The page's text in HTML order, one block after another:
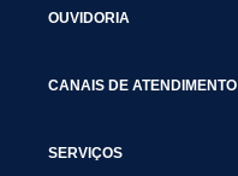
OUVIDORIA
CANAIS DE ATENDIMENTO
SERVIÇOS